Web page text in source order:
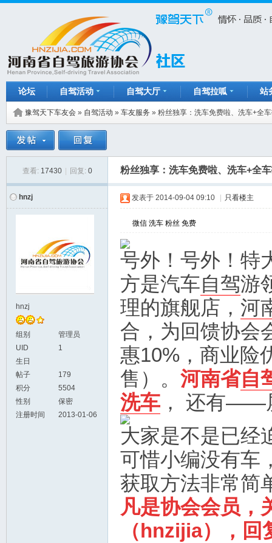
论坛 自驾活动 自驾大厅 自驾拉呱 站
豫驾天下车友会 » 自驾活动 » 车友服务 » 粉丝独享：洗车免费啦、洗车+全
查看: 17430 回复: 0 粉丝独享：洗车免费啦、洗车+全
hnzj
hnzj
组别
管理员
UID
1
生日
帖子
179
积分
5504
性别
保密
注册时间
2013-01-06
发表于 2014-09-04 09:10 只看楼主
微信 洗车 粉丝 免费
号外！号外！特
方是汽车自驾游
理的旗舰店， 河
合，为回馈协会
惠10%，商业险
售）。 河南省自
洗车 ， 还有——
大家是不是已经
可惜小编没有车
获取方法非常简
凡是协会会员，
（hnzijia），